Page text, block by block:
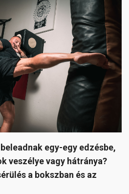
egy-egy edzésbe,
veszélye vagy hátránya?
a bokszban és az